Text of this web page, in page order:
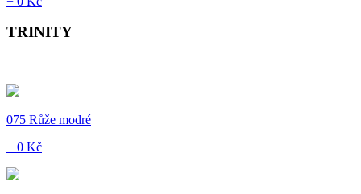
TRINITY
075 Růže modré
+ 0 Kč